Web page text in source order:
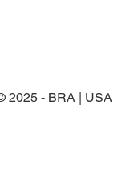
2025 - BRA | USA